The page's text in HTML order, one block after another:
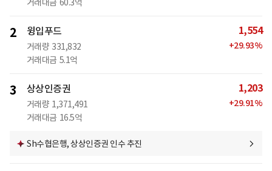
거래대금 60.3억
2 윙입푸드
거래량 331,832
거래대금 5.1억
1,554
+29.93%
3 상상인증권
거래량 1,371,491
거래대금 16.5억
1,203
+29.91%
Sh수협은행, 상상인증권 인수 추진